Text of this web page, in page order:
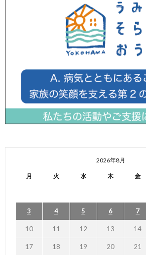
2026年8月
月 火 水 木 金
3 4 5 6 7
10 11 12 13 14
17 18 19 20 21